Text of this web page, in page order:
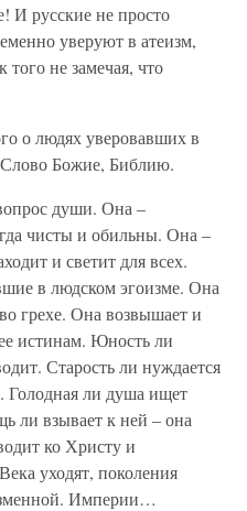
И русские не просто
уверуют в атеизм,
не замечая, что
о людях уверовавших в
Слово Божие, Библию.
души. Она –
чисты и обильны. Она –
и светит для всех.
в людском эгоизме. Она
грехе. Она возвышает и
истинам. Юность ли
Старость ли нуждается
Голодная ли душа ищет
ли взывает к ней – она
ко Христу и
уходят, поколения
Империи…